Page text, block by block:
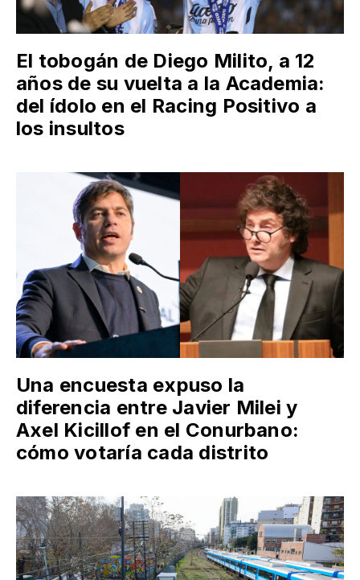
El tobogán de Diego Milito, a 12
años de su vuelta a la Academia:
del ídolo en el Racing Positivo a
los insultos
Una encuesta expuso la
diferencia entre Javier Milei y
Axel Kicillof en el Conurbano:
cómo votaría cada distrito